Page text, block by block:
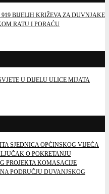
BIJELIH KRIŽEVA ZA DUVNJAKE
RATU I PORAĆU
U DIJELU ULICE MIJATA
SJEDNICA OPĆINSKOG VIJEĆA
O POKRETANJU
PROJEKTA KOMASACIJE
PODRUČJU DUVANJSKOG